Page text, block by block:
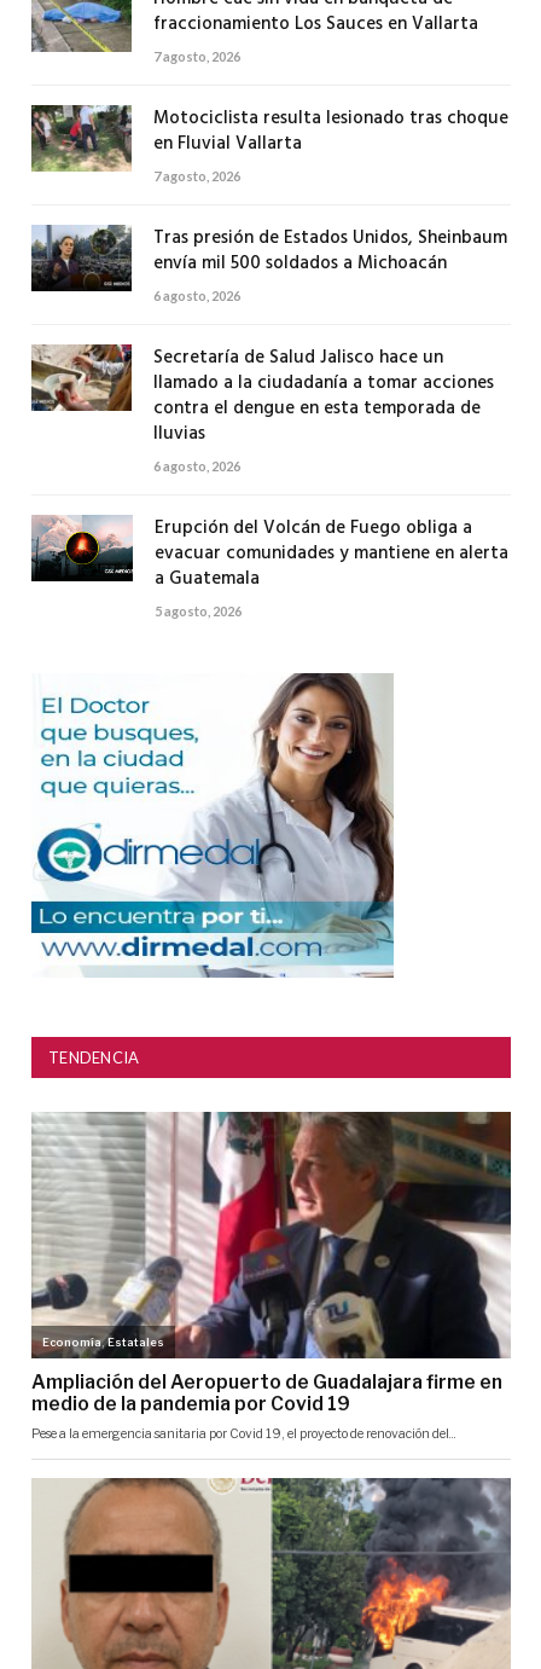
fraccionamiento Los Sauces en Vallarta
7 agosto, 2026
Motociclista resulta lesionado tras choque
en Fluvial Vallarta
7 agosto, 2026
Tras presión de Estados Unidos, Sheinbaum
envía mil 500 soldados a Michoacán
6 agosto, 2026
Secretaría de Salud Jalisco hace un
llamado a la ciudadanía a tomar acciones
contra el dengue en esta temporada de
lluvias
6 agosto, 2026
Erupción del Volcán de Fuego obliga a
evacuar comunidades y mantiene en alerta
a Guatemala
5 agosto, 2026
TENDENCIA